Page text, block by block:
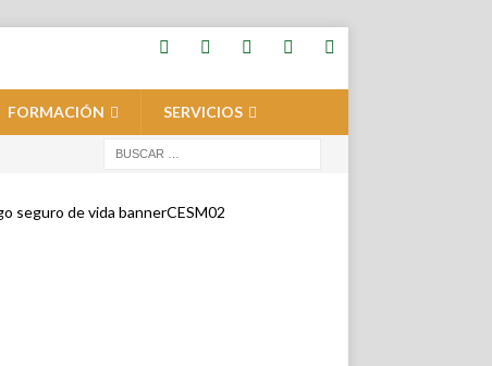
FORMACIÓN SERVICIOS